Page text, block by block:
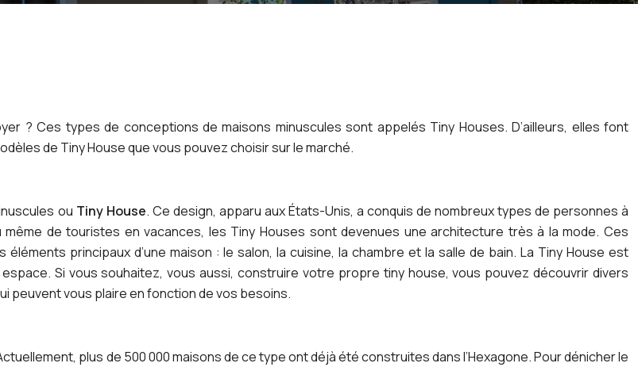
? Ces types de conceptions de maisons minuscules sont appelés Tiny Houses. D’ailleurs, elles font
de Tiny House que vous pouvez choisir sur le marché.
ou Tiny House. Ce design, apparu aux États-Unis, a conquis de nombreux types de personnes à
même de touristes en vacances, les Tiny Houses sont devenues une architecture très à la mode. Ces
principaux d’une maison : le salon, la cuisine, la chambre et la salle de bain. La Tiny House est
Si vous souhaitez, vous aussi, construire votre propre tiny house, vous pouvez découvrir divers
peuvent vous plaire en fonction de vos besoins.
plus de 500 000 maisons de ce type ont déjà été construites dans l’Hexagone. Pour dénicher le